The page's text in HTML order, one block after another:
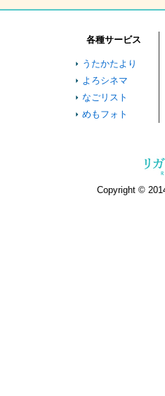
各種サービス
うたかたより
よろシネマ
なごリスト
めもフォト
Copyright ©